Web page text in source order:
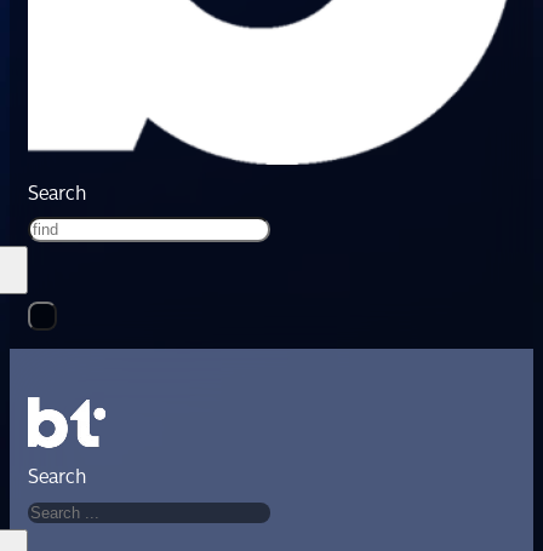
Search
Search